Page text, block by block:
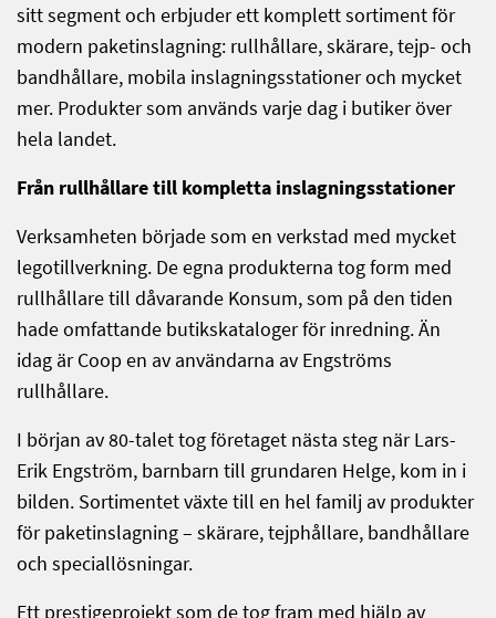
sitt segment och erbjuder ett komplett sortiment för
modern paketinslagning: rullhållare, skärare, tejp- och
bandhållare, mobila inslagningsstationer och mycket
mer. Produkter som används varje dag i butiker över
hela landet.
Från rullhållare till kompletta inslagningsstationer
Verksamheten började som en verkstad med mycket
legotillverkning. De egna produkterna tog form med
rullhållare till dåvarande Konsum, som på den tiden
hade omfattande butikskataloger för inredning. Än
idag är Coop en av användarna av Engströms
rullhållare.
I början av 80-talet tog företaget nästa steg när Lars-
Erik Engström, barnbarn till grundaren Helge, kom in i
bilden. Sortimentet växte till en hel familj av produkter
för paketinslagning – skärare, tejphållare, bandhållare
och speciallösningar.
Ett prestigeprojekt som de tog fram med hjälp av